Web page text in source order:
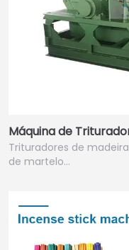
Máquina de
Trituradores de
de martelo…